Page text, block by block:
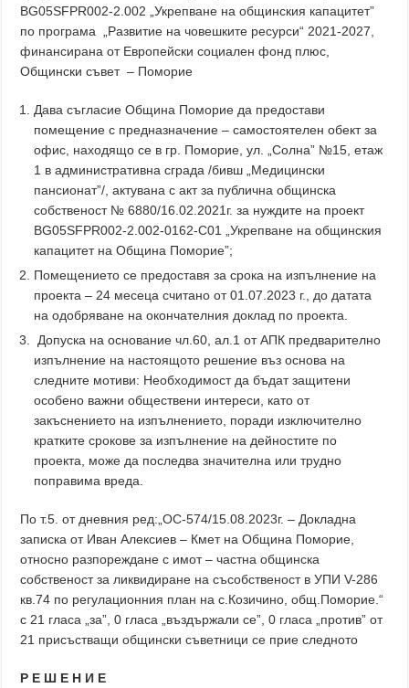
BG05SFPR002-2.002 „Укрепване на общинския капацитет”
по програма „Развитие на човешките ресурси“ 2021-2027,
финансирана от Европейски социален фонд плюс,
Общински съвет – Поморие
Дава съгласие Община Поморие да предостави
помещение с предназначение – самостоятелен обект за
офис, находящо се в гр. Поморие, ул. „Солна” №15, етаж
1 в административна сграда /бивш „Медицински
пансионат”/, актувана с акт за публична общинска
собственост № 6880/16.02.2021г. за нуждите на проект
BG05SFPR002-2.002-0162-C01 „Укрепване на общинския
капацитет на Община Поморие”;
Помещението се предоставя за срока на изпълнение на
проекта – 24 месеца считано от 01.07.2023 г., до датата
на одобряване на окончателния доклад по проекта.
Допуска на основание чл.60, ал.1 от АПК предварително
изпълнение на настоящото решение въз основа на
следните мотиви: Необходимост да бъдат защитени
особено важни обществени интереси, като от
закъснението на изпълнението, поради изключително
кратките срокове за изпълнение на дейностите по
проекта, може да последва значителна или трудно
поправима вреда.
По т.5. от дневния ред:„ОС-574/15.08.2023г. – Докладна
записка от Иван Алексиев – Кмет на Община Поморие,
относно разпореждане с имот – частна общинска
собственост за ликвидиране на съсобственост в УПИ V-286
кв.74 по регулационния план на с.Козичино, общ.Поморие.“
с 21 гласа „за”, 0 гласа „въздържали се”, 0 гласа „против” от
21 присъстващи общински съветници се прие следното
Р Е Ш Е Н И Е